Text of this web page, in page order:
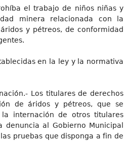
el trabajo de niños niñas y
minera relacionada con la
y pétreos, de conformidad
en la ley y la normativa
Los titulares de derechos
de áridos y pétreos, que se
internación de otros titulares
denuncia al Gobierno Municipal
pruebas que disponga a fin de